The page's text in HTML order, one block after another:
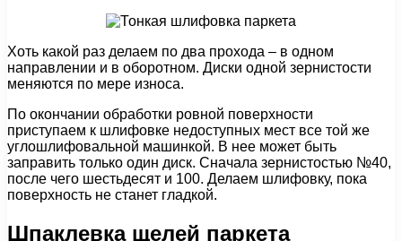
Хоть какой раз делаем по два прохода – в одном
направлении и в оборотном. Диски одной зернистости
меняются по мере износа.
По окончании обработки ровной поверхности
приступаем к шлифовке недоступных мест все той же
углошлифовальной машинкой. В нее может быть
заправить только один диск. Сначала зернистостью №40,
после чего шестьдесят и 100. Делаем шлифовку, пока
поверхность не станет гладкой.
Шпаклевка щелей паркета